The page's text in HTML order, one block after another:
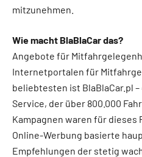
mitzunehmen.
Wie macht BlaBlaCar das?
Angebote für
Internetportalen für
beliebtesten ist BlaBlaCar.pl
Service, der über 800.000
Kampagnen waren für dieses
Online-Werbung basierte
Empfehlungen der stetig